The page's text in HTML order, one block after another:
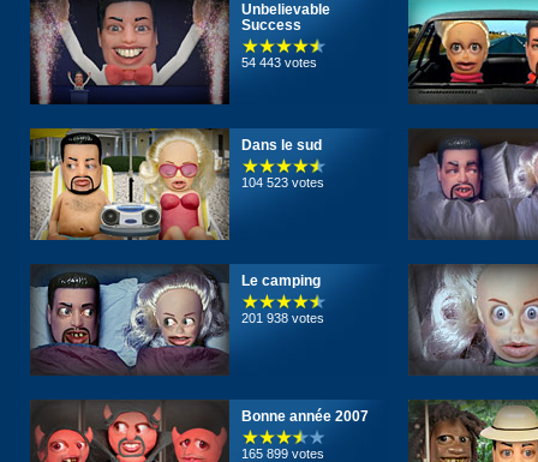
Unbelievable
Success
54 443 votes
Dans le sud
104 523 votes
Le camping
201 938 votes
Bonne année 2007
165 899 votes